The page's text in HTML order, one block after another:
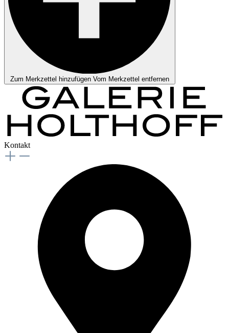
Zum Merkzettel hinzufügen Vom Merkzettel entfernen
Kontakt